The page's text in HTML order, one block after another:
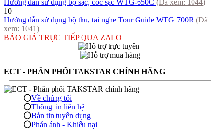
Hướng dẫn sử dụng bộ sạc, cốc sạc WTG-650C (Đã xem: 1044)
10
Hướng dẫn sử dụng bộ thu, tai nghe Tour Guide WTG-700R (Đã
xem: 1041)
BÁO GIÁ TRỰC TIẾP QUA ZALO
ECT - PHÂN PHỐI TAKSTAR CHÍNH HÃNG
Về chúng tôi
Thông tin liên hệ
Bản tin tuyển dụng
Phán ánh - Khiếu nại